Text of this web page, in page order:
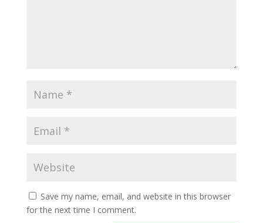
Save my name, email, and website in this browser
for the next time I comment.